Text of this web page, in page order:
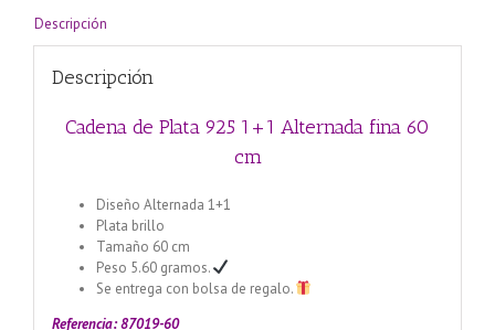
Descripción
Descripción
Cadena de Plata 925 1+1 Alternada fina 60
cm
Diseño Alternada 1+1
Plata brillo
Tamaño 60 cm
Peso 5.60 gramos.
Se entrega con bolsa de regalo.
Referencia: 87019-60